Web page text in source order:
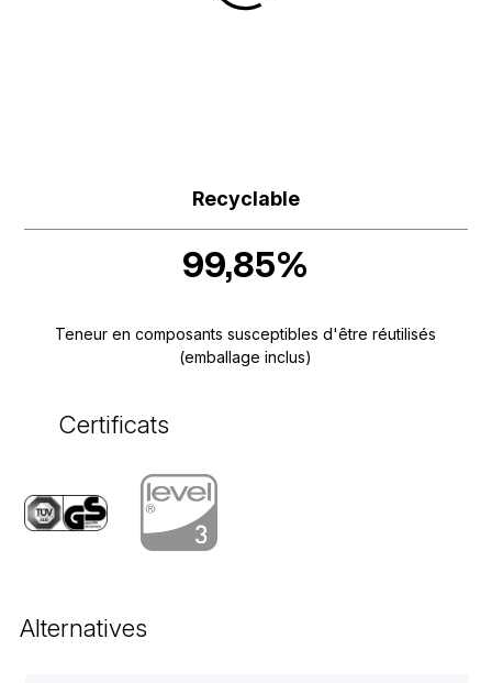
Recyclable
99,85%
Teneur en composants susceptibles d'être réutilisés
(emballage inclus)
Certificats
Alternatives